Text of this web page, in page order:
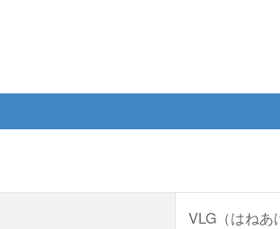
VLG（はねあ